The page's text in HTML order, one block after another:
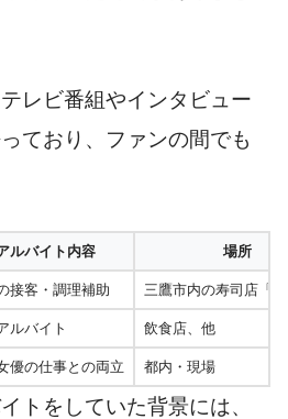
レビ番組やインタビュー
ており、ファンの間でも
ルバイト内容 場所
接客・調理補助 三鷹市内の寿司店「
ルバイト 飲食店、他
優の仕事との両立 都内・現場
トをしていた背景には、